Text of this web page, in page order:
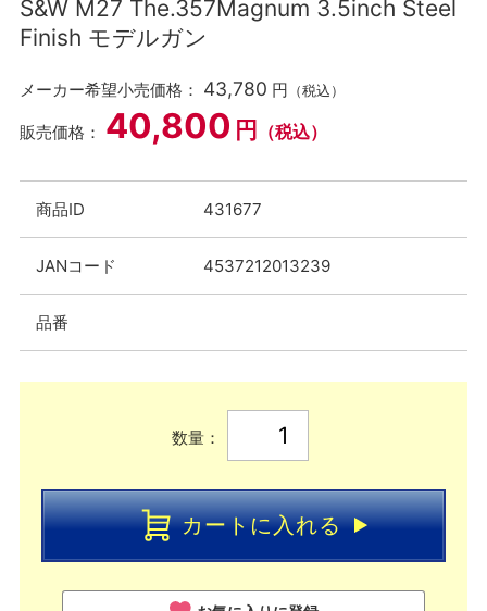
S&W M27 The.357Magnum 3.5inch Steel
Finish モデルガン
メーカー希望小売価格： 43,780 円 （税込）
販売価格： 40,800 円 （税込）
商品ID 431677
JANコード 4537212013239
品番
数量：
カートに入れる